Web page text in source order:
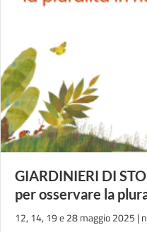
GIARDINIERI DI
per osservare la
12, 14, 19 e 28 maggio 2025 |